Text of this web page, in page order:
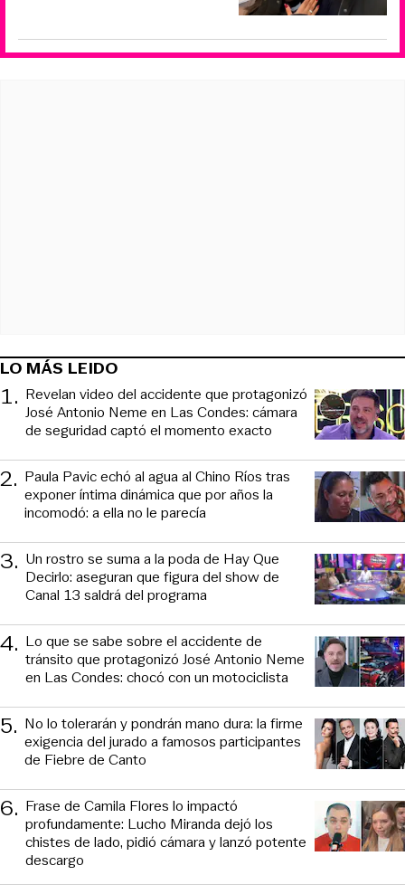
LO MÁS LEIDO
1. Revelan video del accidente que protagonizó
José Antonio Neme en Las Condes: cámara
de seguridad captó el momento exacto
2. Paula Pavic echó al agua al Chino Ríos tras
exponer íntima dinámica que por años la
incomodó: a ella no le parecía
3. Un rostro se suma a la poda de Hay Que
Decirlo: aseguran que figura del show de
Canal 13 saldrá del programa
4. Lo que se sabe sobre el accidente de
tránsito que protagonizó José Antonio Neme
en Las Condes: chocó con un motociclista
5. No lo tolerarán y pondrán mano dura: la firme
exigencia del jurado a famosos participantes
de Fiebre de Canto
6. Frase de Camila Flores lo impactó
profundamente: Lucho Miranda dejó los
chistes de lado, pidió cámara y lanzó potente
descargo